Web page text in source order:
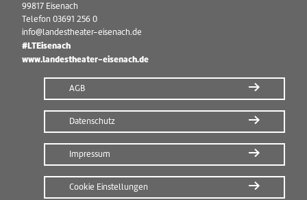
99817 Eisenach
Telefon 03691 256 0
info@landestheater-eisenach.de
#LTEisenach
www.landestheater-eisenach.de
AGB
Datenschutz
Impressum
Cookie Einstellungen